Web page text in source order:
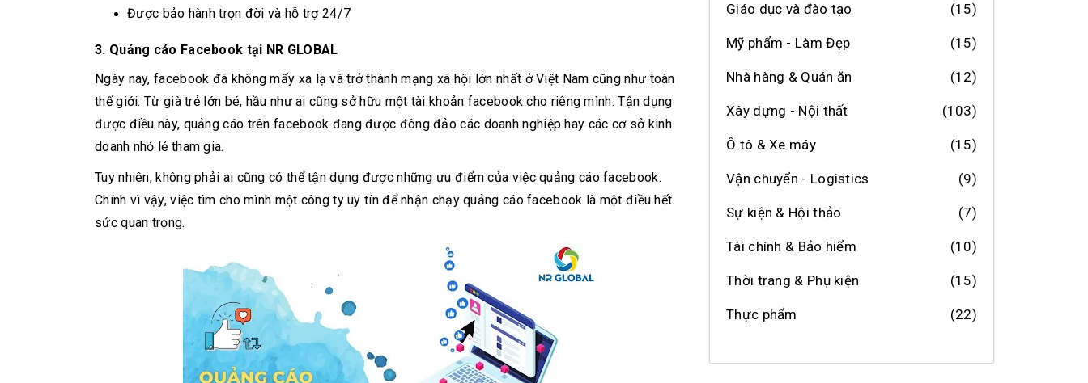
Được bảo hành trọn đời và hỗ trợ 24/7
3. Quảng cáo Facebook tại NR GLOBAL
Ngày nay, facebook đã không mấy xa lạ và trở thành mạng xã hội lớn nhất ở Việt Nam cũng như toàn
thế giới. Từ già trẻ lớn bé, hầu như ai cũng sở hữu một tài khoản facebook cho riêng mình. Tận dụng
được điều này, quảng cáo trên facebook đang được đông đảo các doanh nghiệp hay các cơ sở kinh
doanh nhỏ lẻ tham gia.
Tuy nhiên, không phải ai cũng có thể tận dụng được những ưu điểm của việc quảng cáo facebook.
Chính vì vậy, việc tìm cho mình một công ty uy tín để nhận chạy quảng cáo facebook là một điều hết
sức quan trọng.
Giáo dục và đào tạo (15)
Mỹ phẩm - Làm Đẹp (15)
Nhà hàng & Quán ăn (12)
Xây dựng - Nội thất (103)
Ô tô & Xe máy (15)
Vận chuyển - Logistics (9)
Sự kiện & Hội thảo (7)
Tài chính & Bảo hiểm (10)
Thời trang & Phụ kiện (15)
Thực phẩm (22)